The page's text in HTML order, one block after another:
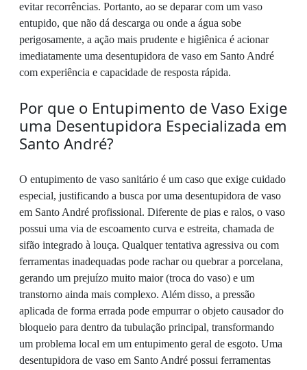
evitar recorrências. Portanto, ao se deparar com um vaso
entupido, que não dá descarga ou onde a água sobe
perigosamente, a ação mais prudente e higiênica é acionar
imediatamente uma desentupidora de vaso em Santo André
com experiência e capacidade de resposta rápida.
Por que o Entupimento de Vaso Exige
uma Desentupidora Especializada em
Santo André?
O entupimento de vaso sanitário é um caso que exige cuidado
especial, justificando a busca por uma desentupidora de vaso
em Santo André profissional. Diferente de pias e ralos, o vaso
possui uma via de escoamento curva e estreita, chamada de
sifão integrado à louça. Qualquer tentativa agressiva ou com
ferramentas inadequadas pode rachar ou quebrar a porcelana,
gerando um prejuízo muito maior (troca do vaso) e um
transtorno ainda mais complexo. Além disso, a pressão
aplicada de forma errada pode empurrar o objeto causador do
bloqueio para dentro da tubulação principal, transformando
um problema local em um entupimento geral de esgoto. Uma
desentupidora de vaso em Santo André possui ferramentas